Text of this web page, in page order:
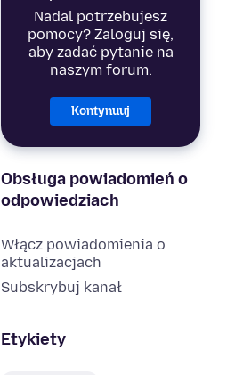
Nadal potrzebujesz
pomocy? Zaloguj się,
aby zadać pytanie na
naszym forum.
Kontynuuj
Obsługa powiadomień o
odpowiedziach
Włącz powiadomienia o
aktualizacjach
Subskrybuj kanał
Etykiety